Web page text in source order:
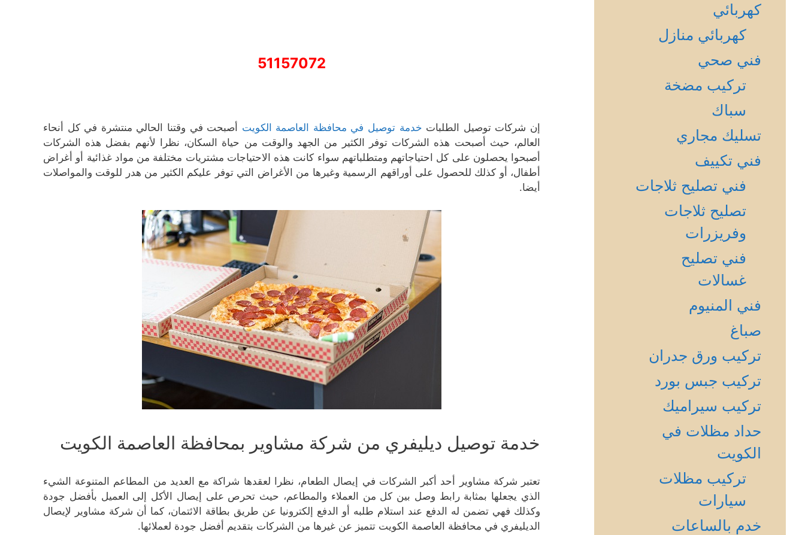
51157072
إن شركات توصيل الطلبات خدمة توصيل في محافظة العاصمة الكويت أصبحت في وقتنا الحالي منتشرة في كل أنحاء
العالم، حيث أصبحت هذه الشركات توفر الكثير من الجهد والوقت من حياة السكان، نظرا لأنهم بفضل هذه الشركات
أصبحوا يحصلون على كل احتياجاتهم ومتطلباتهم سواء كانت هذه الاحتياجات مشتريات مختلفة من مواد غذائية أو أغراض
أطفال، أو كذلك للحصول على أوراقهم الرسمية وغيرها من الأغراض التي توفر عليكم الكثير من هدر للوقت والمواصلات
أيضا.
خدمة توصيل ديليفري من شركة مشاوير بمحافظة العاصمة الكويت
تعتبر شركة مشاوير أحد أكبر الشركات في إيصال الطعام، نظرا لعقدها شراكة مع العديد من المطاعم المتنوعة الشيء
الذي يجعلها بمثابة رابط وصل بين كل من العملاء والمطاعم، حيث تحرص على إيصال الأكل إلى العميل بأفضل جودة
وكذلك فهي تضمن له الدفع عند استلام طلبه أو الدفع إلكترونيا عن طريق بطاقة الائتمان، كما أن شركة مشاوير لإيصال
الديليفري في محافظة العاصمة الكويت تتميز عن غيرها من الشركات بتقديم أفضل جودة لعملائها.
كهربائي
كهربائي منازل
فني صحي
تركيب مضخة
سباك
تسليك مجاري
فني تكييف
فني تصليح ثلاجات
تصليح ثلاجات
وفريزرات
فني تصليح
غسالات
فني المنيوم
صباغ
تركيب ورق جدران
تركيب جبس بورد
تركيب سيراميك
حداد مظلات في
الكويت
تركيب مظلات
سيارات
خدم بالساعات